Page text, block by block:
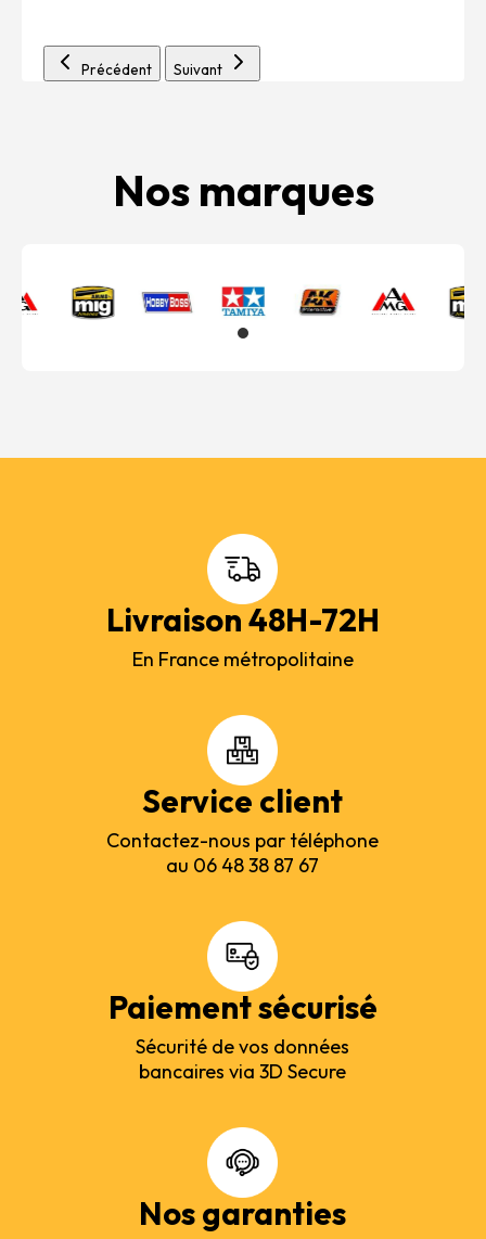
Précédent Suivant
Nos marques
Livraison 48H-72H
En France métropolitaine
Service client
Contactez-nous par téléphone
au 06 48 38 87 67
Paiement sécurisé
Sécurité de vos données
bancaires via 3D Secure
Nos garanties